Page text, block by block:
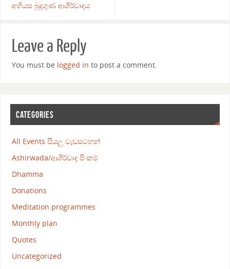
අභියස බුදුගුණ ආශීර්වාදය
Leave a Reply
You must be logged in to post a comment.
CATEGORIES
All Events සියලු වැඩසටහන්
Ashirwada/ආශීර්වාද පිංකම්
Dhamma
Donations
Meditation programmes
Monthly plan
Quotes
Uncategorized